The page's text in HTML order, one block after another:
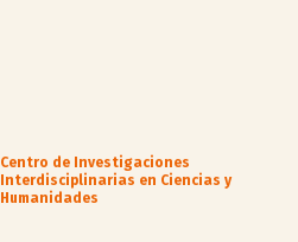
Centro de Investigaciones
Interdisciplinarias en Ciencias y
Humanidades